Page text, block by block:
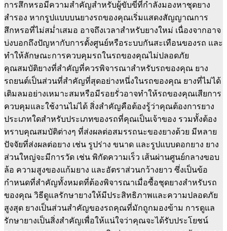
การสึกหรอมีความสำคัญสำหรับผู้ขับขี่ที่กำลังมองหาชุดยาง
สำรอง หากรูปแบบบนยางรถของคุณเริ่มแสดงสัญญาณการ
สึกหรอที่ไม่สม่ำเสมอ อาจถึงเวลาสำหรับยางใหม่ เนื่องจากอาจ
บ่งบอกถึงปัญหากับการตั้งศูนย์หรือระบบกันสะเทือนของรถ และ
ทำให้ลักษณะการควบคุมรถในรถของคุณไม่ปลอดภัย
คุณสมบัติยางที่สำคัญที่ควรพิจารณาสำหรับรถของคุณ ยาง
รถยนต์เป็นส่วนที่สำคัญที่สุดอย่างหนึ่งในรถของคุณ ยางที่ไม่ได้
เติมลมอย่างเหมาะสมหรือมีรอยรั่วอาจทำให้รถของคุณเสียการ
ควบคุมและใช้งานไม่ได้ สิ่งสำคัญคือต้องรู้ว่าคุณต้องการยาง
ประเภทใดสำหรับประเภทของรถที่คุณเป็นเจ้าของ รวมทั้งต้อง
ทราบคุณสมบัติต่างๆ ที่ส่งผลต่อสมรรถนะของยางด้วย มีหลาย
ปัจจัยที่ส่งผลต่อยาง เช่น รูปร่าง ขนาด และรูปแบบดอกยาง ยาง
ส่วนใหญ่จะมีการวัด เช่น พิกัดความเร็ว เส้นผ่านศูนย์กลางขอบ
ล้อ ความสูงของแก้มยาง และอัตราส่วนกว้างยาว ซึ่งเป็นข้อ
กำหนดที่สำคัญทั้งหมดที่ต้องพิจารณาเมื่อซื้อชุดยางสำหรับรถ
ของคุณ วิธีดูแลรักษายางให้มีประสิทธิภาพและความปลอดภัย
สูงสุด ยางเป็นส่วนสำคัญของรถคุณที่มักถูกมองข้าม การดูแล
รักษายางเป็นสิ่งสำคัญเพื่อให้แน่ใจว่าคุณจะได้รับประโยชน์